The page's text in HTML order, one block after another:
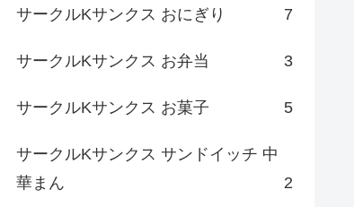
サークルKサンクス おにぎり 7
サークルKサンクス お弁当 3
サークルKサンクス お菓子 5
サークルKサンクス サンドイッチ 中
華まん
2